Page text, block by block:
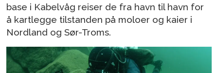
base i Kabelvåg reiser de fra havn til havn for
å kartlegge tilstanden på moloer og kaier i
Nordland og Sør-Troms.